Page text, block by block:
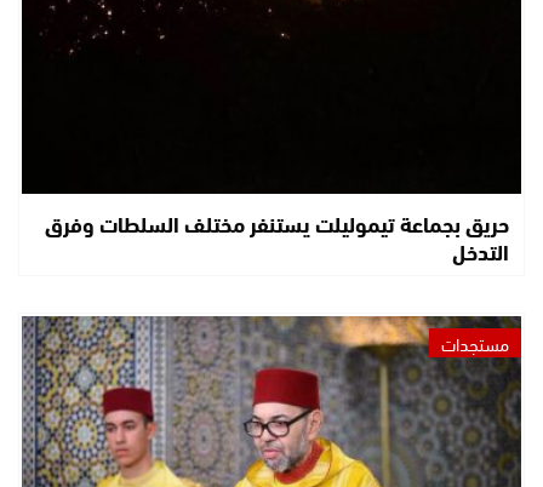
حريق بجماعة تيموليلت يستنفر مختلف السلطات وفرق
التدخل
مستجدات